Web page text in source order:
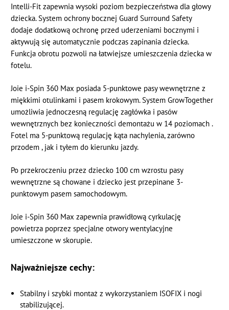
Intelli-Fit zapewnia wysoki poziom bezpieczeństwa dla głowy
dziecka. System ochrony bocznej Guard Surround Safety
dodaje dodatkową ochronę przed uderzeniami bocznymi i
aktywują się automatycznie podczas zapinania dziecka.
Funkcja obrotu pozwoli na łatwiejsze umieszczenia dziecka w
fotelu.
Joie i-Spin 360 Max posiada 5-punktowe pasy wewnętrzne z
miękkimi otulinkami i pasem krokowym. System GrowTogether
umożliwia jednoczesną regulację zagłówka i pasów
wewnętrznych bez konieczności demontażu w 14 poziomach .
Fotel ma 5-punktową regulację kąta nachylenia, zarówno
przodem , jak i tyłem do kierunku jazdy.
Po przekroczeniu przez dziecko 100 cm wzrostu pasy
wewnętrzne są chowane i dziecko jest przepinane 3-
punktowym pasem samochodowym.
Joie i-Spin 360 Max zapewnia prawidłową cyrkulację
powietrza poprzez specjalne otwory wentylacyjne
umieszczone w skorupie.
Najważniejsze cechy:
Stabilny i szybki montaż z wykorzystaniem ISOFIX i nogi
stabilizującej.